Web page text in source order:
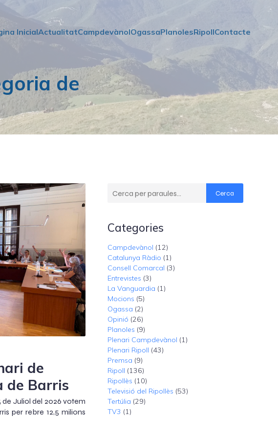
InicialActualitatCampdevànolOgassaPlanolesRipollContacte
de
de
de Barris
de Juliol del 2026 votem
per rebre 12,5 milions
Cerca
Categories
Campdevànol (12)
Catalunya Ràdio (1)
Consell Comarcal (3)
Entrevistes (3)
La Vanguardia (1)
Mocions (5)
Ogassa (2)
Opinió (26)
Planoles (9)
Plenari Campdevànol (1)
Plenari Ripoll (43)
Premsa (9)
Ripoll (136)
Ripollès (10)
Televisió del Ripollès (53)
Tertúlia (29)
TV3 (1)